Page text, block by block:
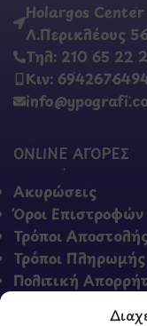
Holargos Center
Λ.Περικλέους
Τηλ: 210 65 22
Κιν:
ONLINE ΑΓΟΡΕΣ
Ακυρώσεις
Όροι Επιστροφών
Τρόποι Αποστολής
Τρόποι Πληρωμής
Πολιτική